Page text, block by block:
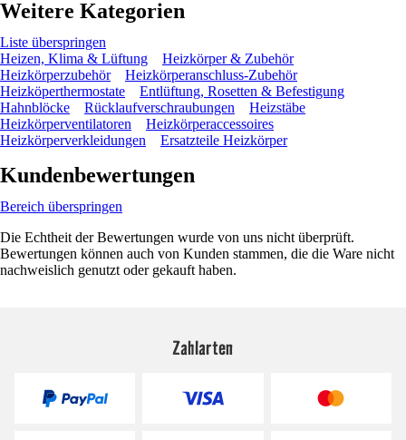
Weitere Kategorien
Liste überspringen
Heizen, Klima & Lüftung
Heizkörper & Zubehör
Heizkörperzubehör
Heizkörperanschluss-Zubehör
Heizköperthermostate
Entlüftung, Rosetten & Befestigung
Hahnblöcke
Rücklaufverschraubungen
Heizstäbe
Heizkörperventilatoren
Heizkörperaccessoires
Heizkörperverkleidungen
Ersatzteile Heizkörper
Kundenbewertungen
Bereich überspringen
Die Echtheit der Bewertungen wurde von uns nicht überprüft.
Bewertungen können auch von Kunden stammen, die die Ware nicht
nachweislich genutzt oder gekauft haben.
Zahlarten